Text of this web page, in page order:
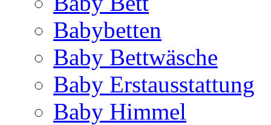
Babybetten
Baby Bettwäsche
Baby Erstausstattung
Baby Himmel